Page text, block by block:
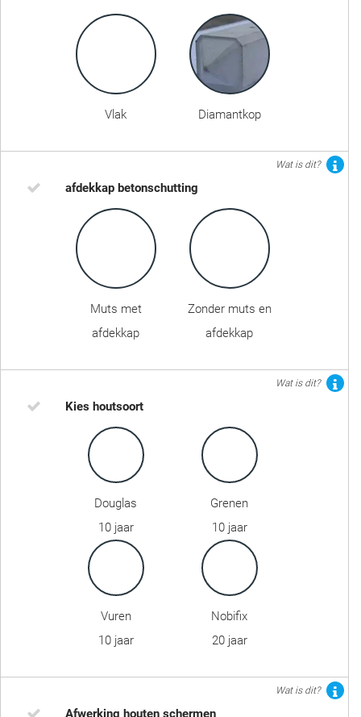
Vlak Diamantkop
Wat is dit?
afdekkap betonschutting
Muts met
afdekkap
Zonder muts en
afdekkap
Wat is dit?
Kies houtsoort
Douglas
10 jaar
Grenen
10 jaar
Vuren
10 jaar
Nobifix
20 jaar
Wat is dit?
Afwerking houten schermen